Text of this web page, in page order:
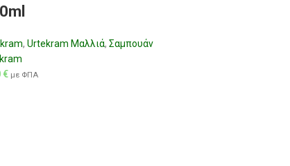
, Urtekram Μαλλιά, Σαμπουάν
€ με ΦΠΑ